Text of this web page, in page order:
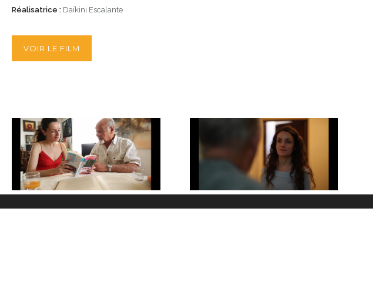
Réalisatrice : Daïkini Escalante
VOIR LE FILM